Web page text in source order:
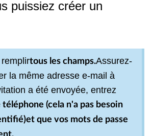
puissiez créer un
tous les champs.Assurez-
la même adresse e-mail à
a été envoyée, entrez
(cela n'a pas besoin
que vos mots de passe